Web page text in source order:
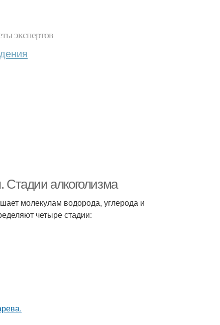
экспертов
Стадии алкоголизма
молекулам водорода, углерода и
четыре стадии: